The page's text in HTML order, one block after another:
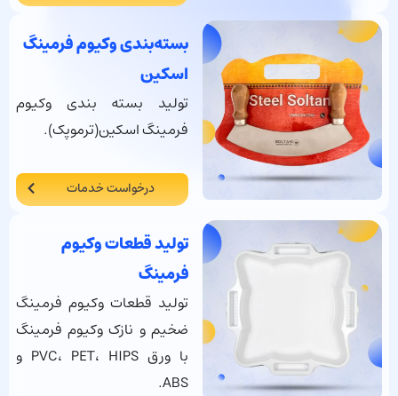
بسته‌بندی وکیوم فرمینگ
اسکین
تولید بسته بندی وکیوم
فرمینگ اسکین(ترموپک).
درخواست خدمات
تولید قطعات وکیوم
فرمینگ
تولید قطعات وکیوم فرمینگ
ضخیم و نازک وکیوم فرمینگ
با ورق PVC، PET، HIPS و
ABS.